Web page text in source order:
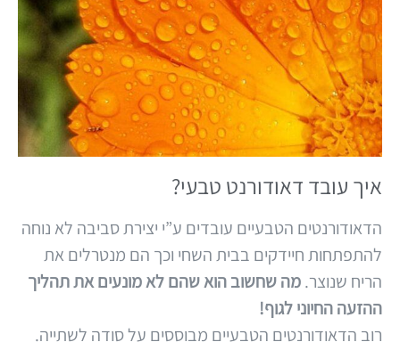
איך עובד דאודורנט טבעי?
הדאודורנטים הטבעיים עובדים ע”י יצירת סביבה לא נוחה
להתפתחות חיידקים בבית השחי וכך הם מנטרלים את
הריח שנוצר.מה שחשוב הוא שהם לא מונעים את תהליך
ההזעה החיוני לגוף!
רוב הדאודורנטים הטבעיים מבוססים על סודה לשתייה.